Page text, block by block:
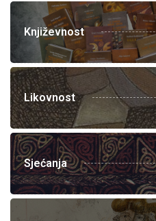
Književnost
Likovnost
Sjećanja